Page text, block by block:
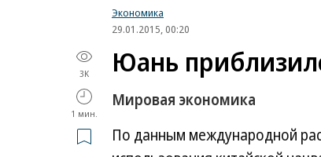
Экономика
29.01.2015, 00:20
3K
1 мин.
Юань
Мировая экономика
По данным международной